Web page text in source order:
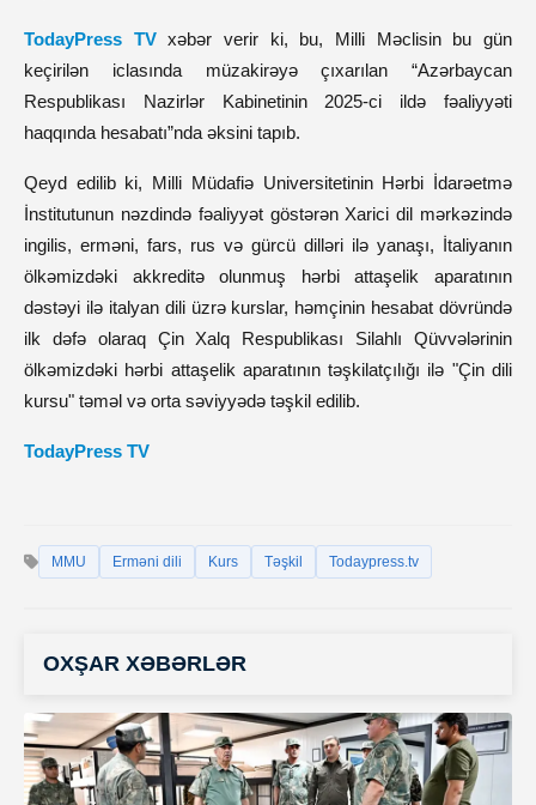
TodayPress TVxəbər verir ki, bu, Milli Məclisin bu gün
keçirilən iclasında müzakirəyə çıxarılan “Azərbaycan
Respublikası Nazirlər Kabinetinin 2025-ci ildə fəaliyyəti
haqqında hesabatı”nda əksini tapıb.
Qeyd edilib ki, Milli Müdafiə Universitetinin Hərbi İdarəetmə
İnstitutunun nəzdində fəaliyyət göstərən Xarici dil mərkəzində
ingilis, erməni, fars, rus və gürcü dilləri ilə yanaşı, İtaliyanın
ölkəmizdəki akkreditə olunmuş hərbi attaşelik aparatının
dəstəyi ilə italyan dili üzrə kurslar, həmçinin hesabat dövründə
ilk dəfə olaraq Çin Xalq Respublikası Silahlı Qüvvələrinin
ölkəmizdəki hərbi attaşelik aparatının təşkilatçılığı ilə "Çin dili
kursu" təməl və orta səviyyədə təşkil edilib.
TodayPress TV
MMU Erməni dili Kurs Təşkil Todaypress.tv
OXŞAR XƏBƏRLƏR